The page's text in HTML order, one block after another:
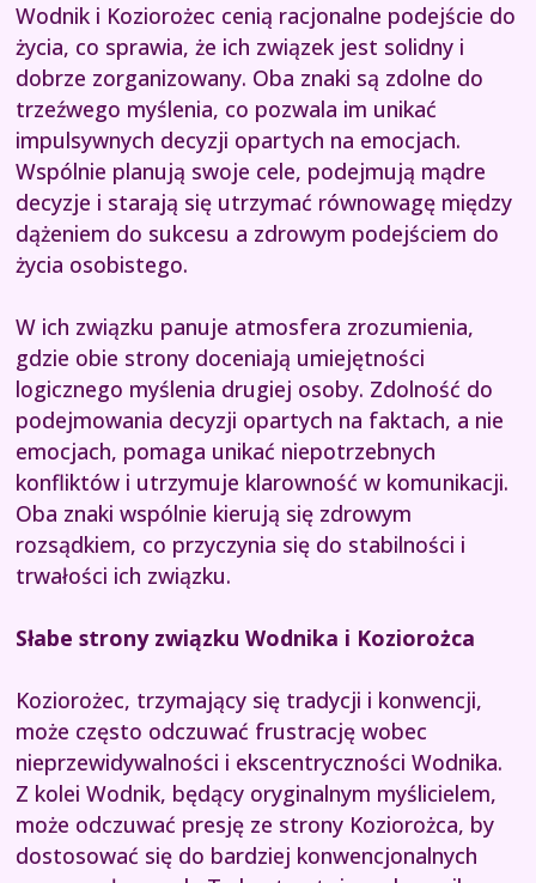
Wodnik i Koziorożec cenią racjonalne podejście do
życia, co sprawia, że ich związek jest solidny i
dobrze zorganizowany. Oba znaki są zdolne do
trzeźwego myślenia, co pozwala im unikać
impulsywnych decyzji opartych na emocjach.
Wspólnie planują swoje cele, podejmują mądre
decyzje i starają się utrzymać równowagę między
dążeniem do sukcesu a zdrowym podejściem do
życia osobistego.
W ich związku panuje atmosfera zrozumienia,
gdzie obie strony doceniają umiejętności
logicznego myślenia drugiej osoby. Zdolność do
podejmowania decyzji opartych na faktach, a nie
emocjach, pomaga unikać niepotrzebnych
konfliktów i utrzymuje klarowność w komunikacji.
Oba znaki wspólnie kierują się zdrowym
rozsądkiem, co przyczynia się do stabilności i
trwałości ich związku.
Słabe strony związku Wodnika i Koziorożca
Koziorożec, trzymający się tradycji i konwencji,
może często odczuwać frustrację wobec
nieprzewidywalności i ekscentryczności Wodnika.
Z kolei Wodnik, będący oryginalnym myślicielem,
może odczuwać presję ze strony Koziorożca, by
dostosować się do bardziej konwencjonalnych